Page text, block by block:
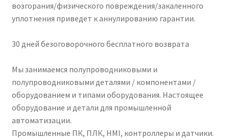
возгорания/физического повреждения/закаленного
уплотнения приведет к аннулированию гарантии.
30 дней безоговорочного бесплатного возврата
Мы занимаемся полупроводниковыми и
полупроводниковыми деталями / компонентами /
оборудованием и типами оборудования. Настоящее
оборудование и детали для промышленной
автоматизации.
Промышленные ПК, ПЛК, HMI, контроллеры и датчики.